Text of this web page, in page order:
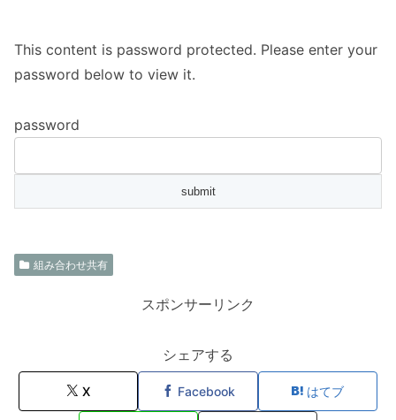
This content is password protected. Please enter your
password below to view it.
password
組み合わせ共有
スポンサーリンク
シェアする
X Facebook はてブ